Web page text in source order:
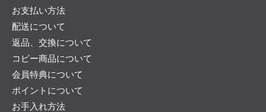
お支払い方法
配送について
返品、交換について
コピー商品について
会員特典について
ポイントについて
お手入れ方法